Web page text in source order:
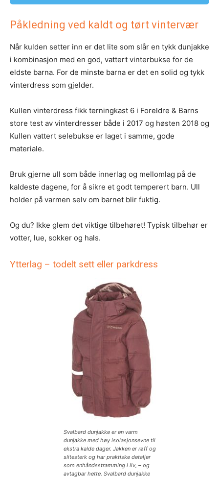
Påkledning ved kaldt og tørt vintervær
Når kulden setter inn er det lite som slår en tykk dunjakke
i kombinasjon med en god, vattert vinterbukse for de
eldste barna. For de minste barna er det en solid og tykk
vinterdress som gjelder.
Kullen vinterdress fikk terningkast 6 i Foreldre & Barns
store test av vinterdresser både i 2017 og høsten 2018 og
Kullen vattert selebukse er laget i samme, gode
materiale.
Bruk gjerne ull som både innerlag og mellomlag på de
kaldeste dagene, for å sikre et godt temperert barn. Ull
holder på varmen selv om barnet blir fuktig.
Og du? Ikke glem det viktige tilbehøret! Typisk tilbehør er
votter, lue, sokker og hals.
Ytterlag – todelt sett eller parkdress
Svalbard dunjakke er en varm
dunjakke med høy isolasjonsevne til
ekstra kalde dager. Jakken er røff og
slitesterk og har praktiske detaljer
som enhåndsstramming i liv, – og
avtagbar hette. Svalbard dunjakke